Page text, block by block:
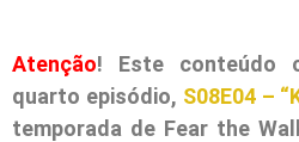
Atenção! Este conteúdo
quarto episódio, S08E04 –
temporada de Fear the